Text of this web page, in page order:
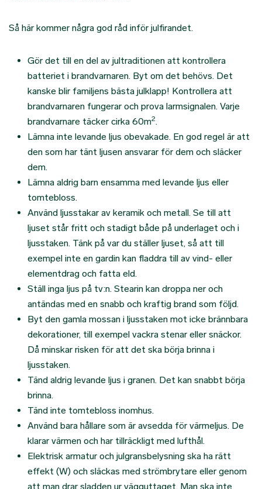
Så här kommer några god råd inför julfirandet.
Gör det till en del av jultraditionen att kontrollera
batteriet i brandvarnaren. Byt om det behövs. Det
kanske blir familjens bästa julklapp! Kontrollera att
brandvarnaren fungerar och prova larmsignalen. Varje
brandvarnare täcker cirka 60m2.
Lämna inte levande ljus obevakade. En god regel är att
den som har tänt ljusen ansvarar för dem och släcker
dem.
Lämna aldrig barn ensamma med levande ljus eller
tomtebloss.
Använd ljusstakar av keramik och metall. Se till att
ljuset står fritt och stadigt både på underlaget och i
ljusstaken. Tänk på var du ställer ljuset, så att till
exempel inte en gardin kan fladdra till av vind- eller
elementdrag och fatta eld.
Ställ inga ljus på tv:n. Stearin kan droppa ner och
antändas med en snabb och kraftig brand som följd.
Byt den gamla mossan i ljusstaken mot icke brännbara
dekorationer, till exempel vackra stenar eller snäckor.
Då minskar risken för att det ska börja brinna i
ljusstaken.
Tänd aldrig levande ljus i granen. Det kan snabbt börja
brinna.
Tänd inte tomtebloss inomhus.
Använd bara hållare som är avsedda för värmeljus. De
klarar värmen och har tillräckligt med lufthål.
Elektrisk armatur och julgransbelysning ska ha rätt
effekt (W) och släckas med strömbrytare eller genom
att man drar sladden ur vägguttaget. Man ska inte